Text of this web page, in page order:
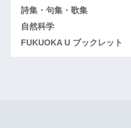
詩集・句集・歌集
自然科学
FUKUOKA U ブックレット